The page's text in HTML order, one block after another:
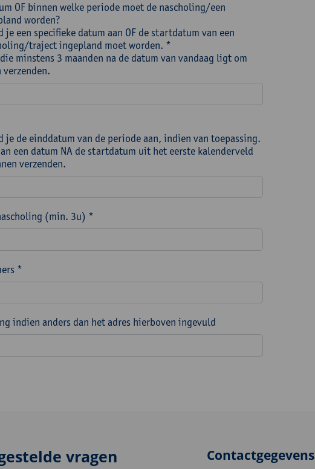
OF binnen welke periode moet de nascholing/een
worden?
een specifieke datum aan OF de startdatum van een
traject ingepland moet worden. *
minstens 3 maanden na de datum van vandaag ligt om
de einddatum van de periode aan, indien van toepassing.
een datum NA de startdatum uit het eerste kalenderveld
verzenden.
(min. 3u) *
*
indien anders dan het adres hierboven ingevuld
vragen Contactgegevens